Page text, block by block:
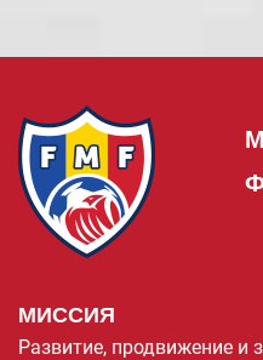
МИССИЯ
Развитие, продвижение